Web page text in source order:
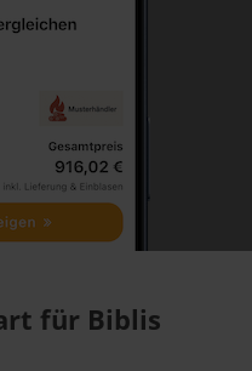
für Biblis